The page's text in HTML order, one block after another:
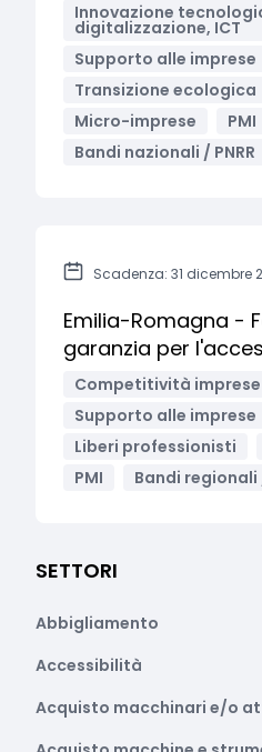
Innovazione
digitalizzazione, ICT
Supporto alle imprese
Transizione ecologica
Micro-imprese
PMI
Bandi nazionali / PNRR
Scadenza: 31 dicembre
Emilia-Romagna -
garanzia per
Competitività imprese
Supporto alle imprese
Liberi professionisti
PMI
Bandi
SETTORI
Abbigliamento
Accessibilità
Acquisto macchinari e/o